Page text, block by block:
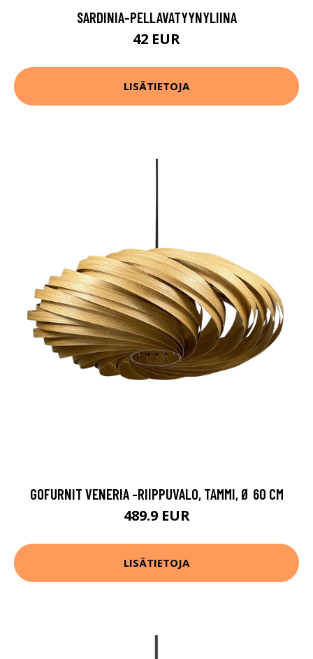
SARDINIA-PELLAVATYYNYLIINA
42 EUR
LISÄTIETOJA
GOFURNIT VENERIA -RIIPPUVALO, TAMMI, Ø 60 CM
489.9 EUR
LISÄTIETOJA